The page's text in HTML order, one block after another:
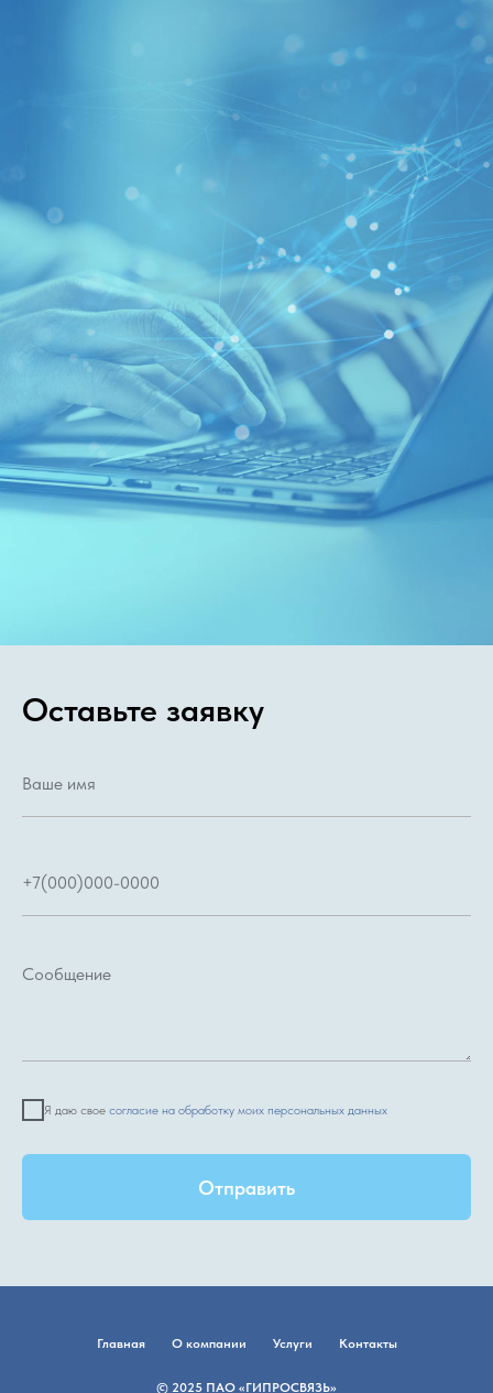
Оставьте заявку
Я даю свое согласие на обработку моих персональных данных
Отправить
Главная О компании Услуги Контакты
© 2025 ПАО «ГИПРОСВЯЗЬ»